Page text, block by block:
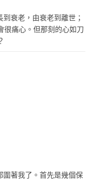
衰老，由衰老到離世；
很痛心。但那刻的心如刀
圍著我了。首先是幾個保